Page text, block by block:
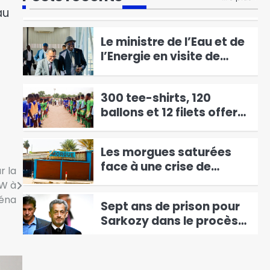
la
à
3
de digitalisation du fret à
4
Le ministre de l’Eau et de
l’Energie en visite de
5
300 tee-shirts, 120
ballons et 12 filets offerts
par la Fondation Chad
provinciale du Mandoul
6
Les morgues saturées
face à une crise de
capacité
1
Sept ans de prison pour
Sarkozy dans le procès